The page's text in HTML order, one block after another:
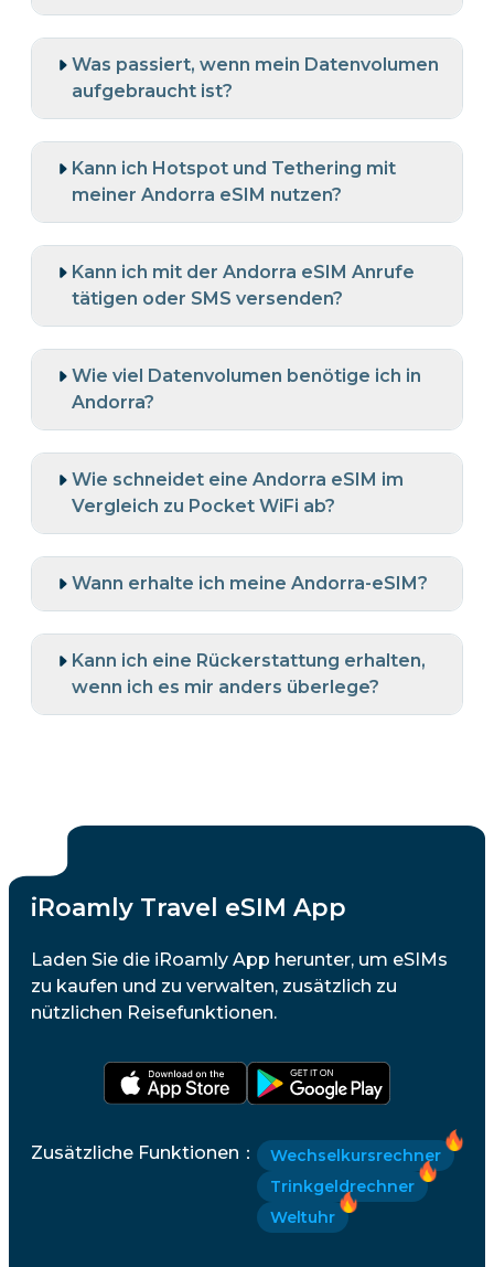
Was passiert, wenn mein Datenvolumen
aufgebraucht ist?
Kann ich Hotspot und Tethering mit
meiner Andorra eSIM nutzen?
Kann ich mit der Andorra eSIM Anrufe
tätigen oder SMS versenden?
Wie viel Datenvolumen benötige ich in
Andorra?
Wie schneidet eine Andorra eSIM im
Vergleich zu Pocket WiFi ab?
Wann erhalte ich meine Andorra-eSIM?
Kann ich eine Rückerstattung erhalten,
wenn ich es mir anders überlege?
iRoamly Travel eSIM App
Laden Sie die iRoamly App herunter, um eSIMs
zu kaufen und zu verwalten, zusätzlich zu
nützlichen Reisefunktionen.
Zusätzliche Funktionen ：
Wechselkursrechner
Trinkgeldrechner
Weltuhr